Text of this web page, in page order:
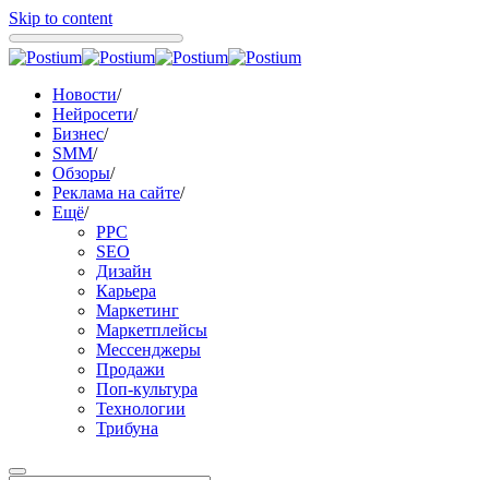
Skip to content
Новости/
Нейросети/
Бизнес/
SMM/
Обзоры/
Реклама на сайте/
Ещё/
PPC
SEO
Дизайн
Карьера
Маркетинг
Маркетплейсы
Мессенджеры
Продажи
Поп-культура
Технологии
Трибуна